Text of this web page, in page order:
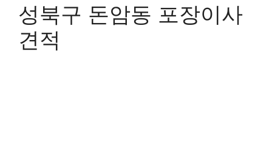
성북구 돈암동 포장이사
견적